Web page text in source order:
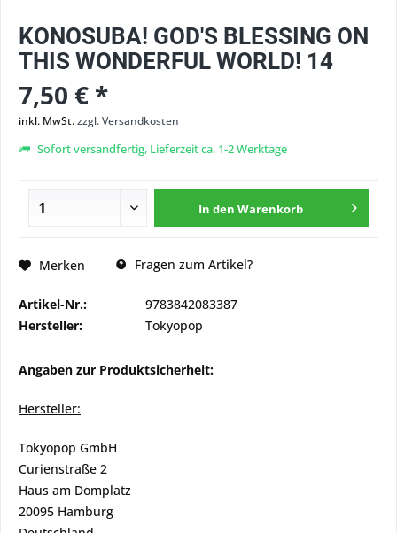
KONOSUBA! GOD'S BLESSING ON
THIS WONDERFUL WORLD! 14
7,50 € *
inkl. MwSt.zzgl. Versandkosten
Sofort versandfertig, Lieferzeit ca. 1-2 Werktage
In den Warenkorb
Merken Fragen zum Artikel?
Artikel-Nr.:
9783842083387
Hersteller:
Tokyopop
Angaben zur Produktsicherheit:
Hersteller:
Tokyopop GmbH
Curienstraße 2
Haus am Domplatz
20095 Hamburg